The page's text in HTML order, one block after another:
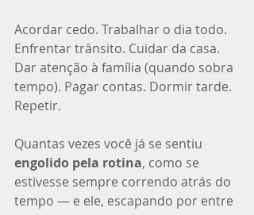
Acordar cedo. Trabalhar o dia todo.
Enfrentar trânsito. Cuidar da casa.
Dar atenção à família (quando sobra
tempo). Pagar contas. Dormir tarde.
Repetir.
Quantas vezes você já se sentiu
engolido pela rotina, como se
estivesse sempre correndo atrás do
tempo — e ele, escapando por entre